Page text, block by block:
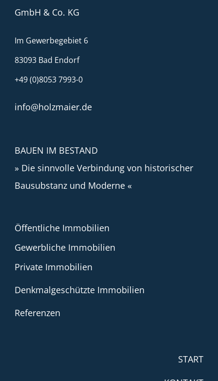
GmbH & Co. KG
Im Gewerbegebiet 6
83093 Bad Endorf
+49 (0)8053 7993-0
info@holzmaier.de
BAUEN IM BESTAND
» Die sinnvolle Verbindung von historischer
Bausubstanz und Moderne «
Öffentliche Immobilien
Gewerbliche Immobilien
Private Immobilien
Denkmalgeschützte Immobilien
Referenzen
START